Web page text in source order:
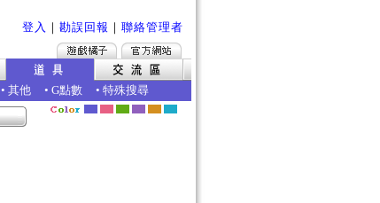
登入 ｜ 勘誤回報 ｜ 聯絡管理者
• 其他 • G點數 • 特殊搜尋